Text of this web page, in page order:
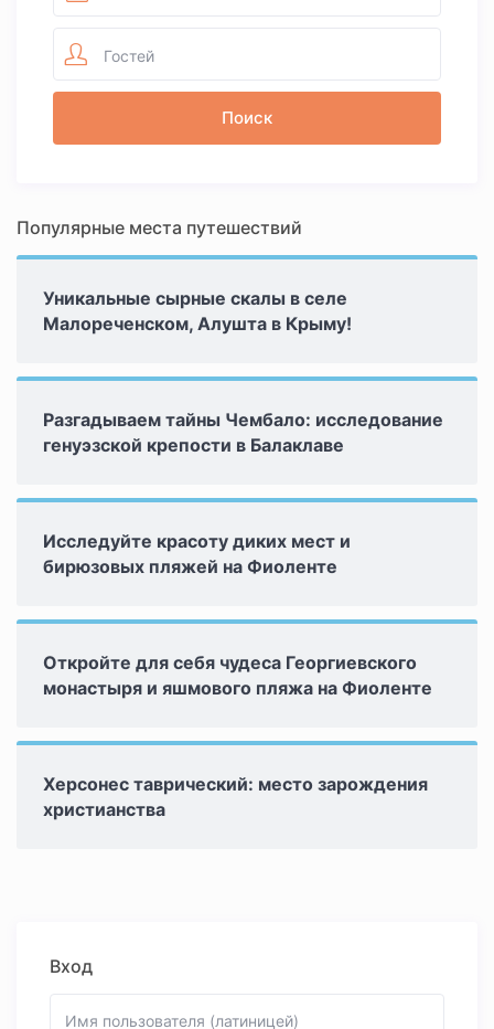
Гостей
Популярные места путешествий
Уникальные сырные скалы в селе
Малореченском, Алушта в Крыму!
Разгадываем тайны Чембало: исследование
генуэзской крепости в Балаклаве
Исследуйте красоту диких мест и
бирюзовых пляжей на Фиоленте
Откройте для себя чудеса Георгиевского
монастыря и яшмового пляжа на Фиоленте
Херсонес таврический: место зарождения
христианства
Вход